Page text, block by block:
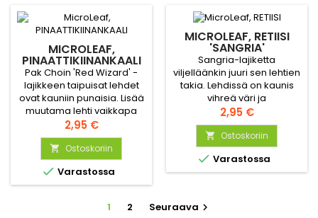
MICROLEAF,
PINAATTIKIINANKAALI
'RED WIZARD'
Pak Choin 'Red Wizard' -
lajikkeen taipuisat lehdet
ovat kauniin punaisia. Lisää
muutama lehti vaikkapa
raikkaan nuudelisalaatin tai
paistetun kalan päälle.
Lajike kasvattaa nk. ”cut-
and-come-again” -lehtiä.
Hinta
2,95 €
 Ostoskoriin
 Varastossa
MICROLEAF, RETIISI
'SANGRIA'
Sangria-lajiketta
viljelläänkin juuri sen lehtien
takia. Lehdissä on kaunis
vihreä väri ja
vaaleanpunainen lehtiruoti.
Syö ensimmäiset ja toiset
lehtiparit, suureksi
kasvaneet lehdet voivat
olla nukkaisia. Sopii
salaatteihin ja voileivälle.
Hinta
2,95 €
 Ostoskoriin
 Varastossa
1 2 Seuraava 